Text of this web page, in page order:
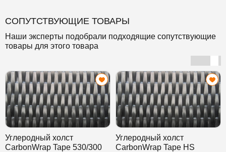
СОПУТСТВУЮЩИЕ ТОВАРЫ
Наши эксперты подобрали подходящие сопутствующие
товары для этого товара
Углеродный холст
CarbonWrap Tape 530/300
Углеродный холст
CarbonWrap Tape HS